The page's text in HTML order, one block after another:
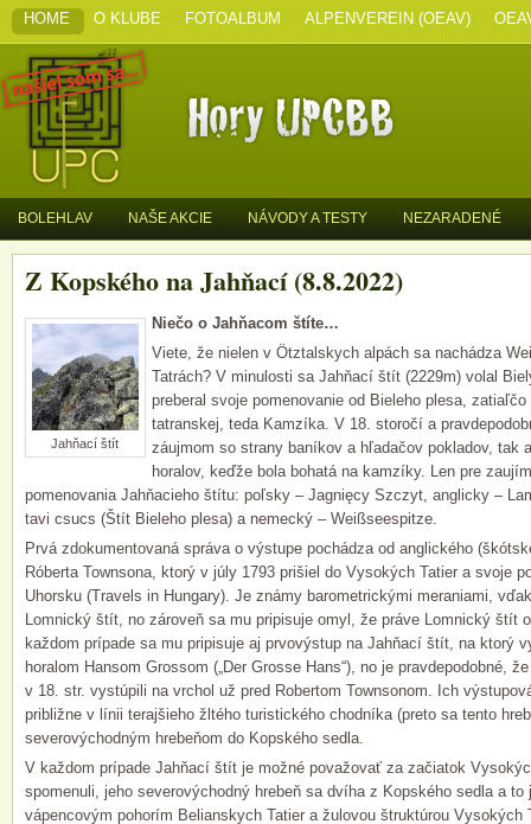
HOME O KLUBE FOTOALBUM ALPENVEREIN (OEAV)
BOLEHLAV NAŠE AKCIE NÁVODY A TESTY NEZARADENÉ
Z Kopského na Jahňací (8.8.2022)
Jahňací štít
Niečo o Jahňacom štíte…
Viete, že nielen v Ötztalskych alpách sa nachádza
Tatrách? V minulosti sa Jahňací štít (2229m) volal
preberal svoje pomenovanie od Bieleho plesa,
tatranskej, teda Kamzíka. V 18. storočí a
záujmom so strany baníkov a hľadačov pokladov, tak
horalov, keďže bola bohatá na kamzíky. Len pre
pomenovania Jahňacieho štítu: poľsky – Jagnięcy Szczyt, anglicky –
tavi csucs (Štít Bieleho plesa) a nemecký – Weißseespitze.
Prvá zdokumentovaná správa o výstupe pochádza od anglického
Róberta Townsona, ktorý v júly 1793 prišiel do Vysokých Tatier a svoje
Uhorsku (Travels in Hungary). Je známy barometrickými meraniami,
Lomnický štít, no zároveň sa mu pripisuje omyl, že práve Lomnický štít
každom prípade sa mu pripisuje aj prvovýstup na Jahňací štít, na ktorý
horalom Hansom Grossom („Der Grosse Hans“), no je pravdepodobné,
v 18. str. vystúpili na vrchol už pred Robertom Townsonom. Ich
približne v línii terajšieho žltého turistického chodníka (preto sa tento
severovýchodným hrebeňom do Kopského sedla.
V každom prípade Jahňací štít je možné považovať za začiatok
spomenuli, jeho severovýchodný hrebeň sa dvíha z Kopského sedla a
vápencovým pohorím Belianskych Tatier a žulovou štruktúrou Vysokých